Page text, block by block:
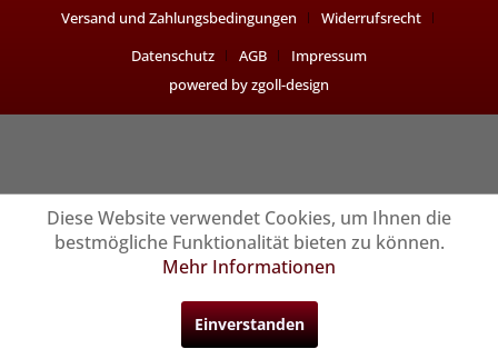
Versand und Zahlungsbedingungen
Widerrufsrecht
Datenschutz
AGB
Impressum
powered by zgoll-design
Diese Website verwendet Cookies, um Ihnen die
bestmögliche Funktionalität bieten zu können.
Mehr Informationen
Einverstanden